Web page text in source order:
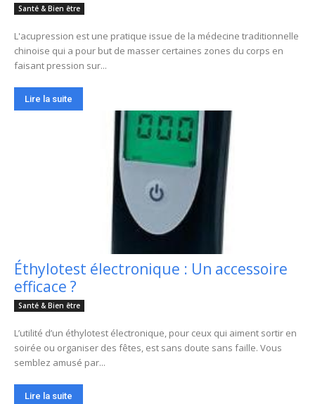
Santé & Bien être
L'acupression est une pratique issue de la médecine traditionnelle
chinoise qui a pour but de masser certaines zones du corps en
faisant pression sur...
Lire la suite
Éthylotest électronique : Un accessoire
efficace ?
Santé & Bien être
L’utilité d’un éthylotest électronique, pour ceux qui aiment sortir en
soirée ou organiser des fêtes, est sans doute sans faille. Vous
semblez amusé par...
Lire la suite